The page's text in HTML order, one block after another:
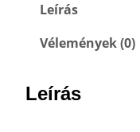
Leírás
Vélemények (0)
Leírás